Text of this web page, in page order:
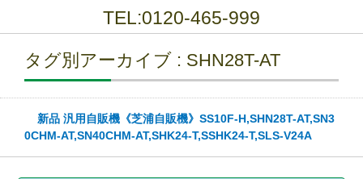
TEL:0120-465-999
タグ別アーカイブ : SHN28T-AT
新品 汎用自販機《芝浦自販機》SS10F-H,SHN28T-AT,SN3
0CHM-AT,SN40CHM-AT,SHK24-T,SSHK24-T,SLS-V24A